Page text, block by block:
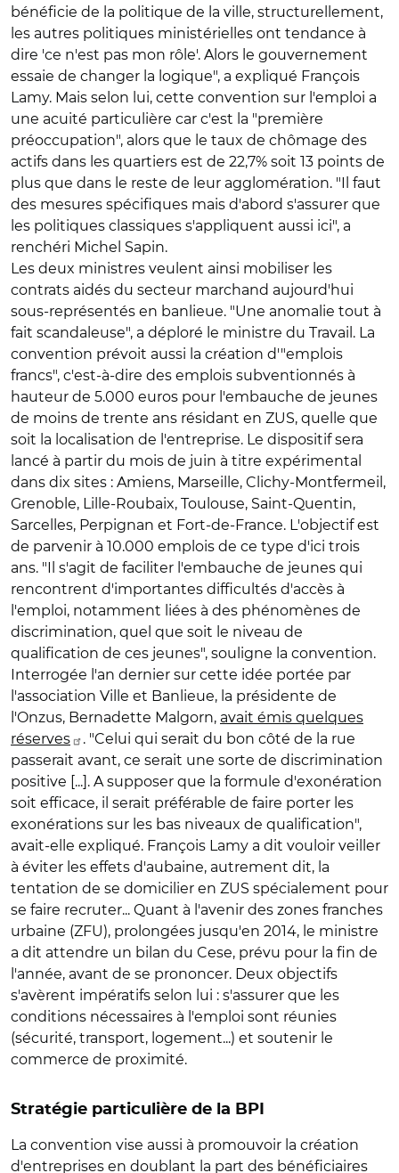
bénéficie de la politique de la ville, structurellement,
les autres politiques ministérielles ont tendance à
dire 'ce n'est pas mon rôle'. Alors le gouvernement
essaie de changer la logique", a expliqué François
Lamy. Mais selon lui, cette convention sur l'emploi a
une acuité particulière car c'est la "première
préoccupation", alors que le taux de chômage des
actifs dans les quartiers est de 22,7% soit 13 points de
plus que dans le reste de leur agglomération. "Il faut
des mesures spécifiques mais d'abord s'assurer que
les politiques classiques s'appliquent aussi ici", a
renchéri Michel Sapin.
Les deux ministres veulent ainsi mobiliser les
contrats aidés du secteur marchand aujourd'hui
sous-représentés en banlieue. "Une anomalie tout à
fait scandaleuse", a déploré le ministre du Travail. La
convention prévoit aussi la création d'"emplois
francs", c'est-à-dire des emplois subventionnés à
hauteur de 5.000 euros pour l'embauche de jeunes
de moins de trente ans résidant en ZUS, quelle que
soit la localisation de l'entreprise. Le dispositif sera
lancé à partir du mois de juin à titre expérimental
dans dix sites : Amiens, Marseille, Clichy-Montfermeil,
Grenoble, Lille-Roubaix, Toulouse, Saint-Quentin,
Sarcelles, Perpignan et Fort-de-France. L'objectif est
de parvenir à 10.000 emplois de ce type d'ici trois
ans. "Il s'agit de faciliter l'embauche de jeunes qui
rencontrent d'importantes difficultés d'accès à
l'emploi, notamment liées à des phénomènes de
discrimination, quel que soit le niveau de
qualification de ces jeunes", souligne la convention.
Interrogée l'an dernier sur cette idée portée par
l'association Ville et Banlieue, la présidente de
l'Onzus, Bernadette Malgorn, avait émis quelques
réserves
. "Celui qui serait du bon côté de la rue
passerait avant, ce serait une sorte de discrimination
positive [...]. A supposer que la formule d'exonération
soit efficace, il serait préférable de faire porter les
exonérations sur les bas niveaux de qualification",
avait-elle expliqué. François Lamy a dit vouloir veiller
à éviter les effets d'aubaine, autrement dit, la
tentation de se domicilier en ZUS spécialement pour
se faire recruter... Quant à l'avenir des zones franches
urbaine (ZFU), prolongées jusqu'en 2014, le ministre
a dit attendre un bilan du Cese, prévu pour la fin de
l'année, avant de se prononcer. Deux objectifs
s'avèrent impératifs selon lui : s'assurer que les
conditions nécessaires à l'emploi sont réunies
(sécurité, transport, logement...) et soutenir le
commerce de proximité.
Stratégie particulière de la BPI
La convention vise aussi à promouvoir la création
d'entreprises en doublant la part des bénéficiaires